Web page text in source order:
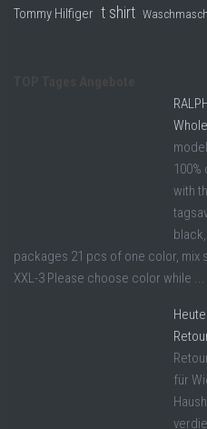
Tommy Hilfiger t shirt
with
packages 21 pcs of one color, mix
XXL-3 Please choose color while ...
für